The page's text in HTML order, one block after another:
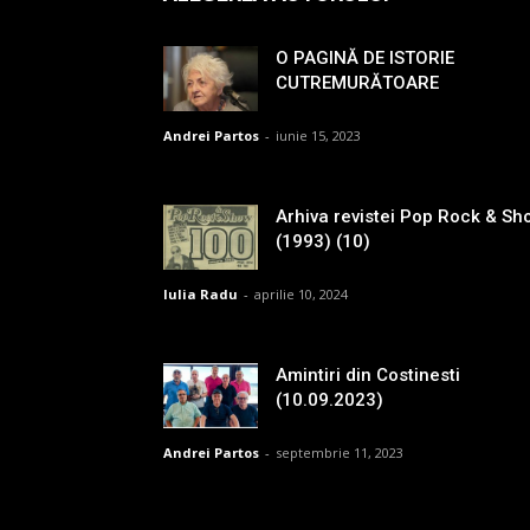
O PAGINĂ DE ISTORIE
CUTREMURĂTOARE
Andrei Partos - iunie 15, 2023
Arhiva revistei Pop Rock &
(1993) (10)
Iulia Radu - aprilie 10, 2024
Amintiri din Costinesti
(10.09.2023)
Andrei Partos - septembrie 11, 2023